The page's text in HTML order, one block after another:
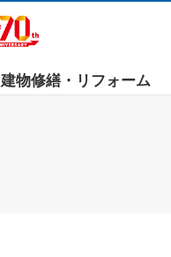
建物修繕・リフォーム